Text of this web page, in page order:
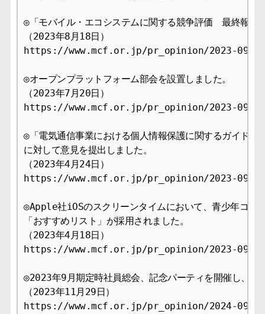
◎「モバイル・エコシステムに関する競争評価　最終報告
（2023年8月18日）
https://www.mcf.or.jp/pr_opinion/2023-09
◎オープンプラットフォーム部会を設置しました。
（2023年7月20日）
https://www.mcf.or.jp/pr_opinion/2023-09
◎「電気通信事業における個人情報保護に関するガイドラ
に対して意見を提出しました。
（2023年4月24日）
https://www.mcf.or.jp/pr_opinion/2023-09
◎Apple社iOSのスクリーンタイムにおいて、青少年コン
「おすすめリスト」が採用されました。
（2023年4月18日）
https://www.mcf.or.jp/pr_opinion/2023-09
◎2023年9月期定時社員総会、記念パーティを開催し、新
（2023年11月29日）
https://www.mcf.or.jp/pr_opinion/2024-09